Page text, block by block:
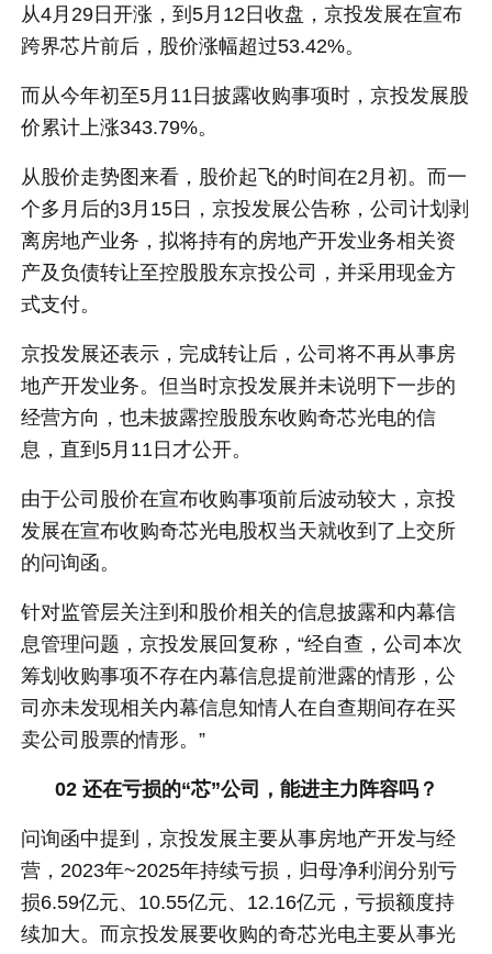
从4月29日开涨，到5月12日收盘，京投发展在宣布
跨界芯片前后，股价涨幅超过53.42%。
而从今年初至5月11日披露收购事项时，京投发展股
价累计上涨343.79%。
从股价走势图来看，股价起飞的时间在2月初。而一
个多月后的3月15日，京投发展公告称，公司计划剥
离房地产业务，拟将持有的房地产开发业务相关资
产及负债转让至控股股东京投公司，并采用现金方
式支付。
京投发展还表示，完成转让后，公司将不再从事房
地产开发业务。但当时京投发展并未说明下一步的
经营方向，也未披露控股股东收购奇芯光电的信
息，直到5月11日才公开。
由于公司股价在宣布收购事项前后波动较大，京投
发展在宣布收购奇芯光电股权当天就收到了上交所
的问询函。
针对监管层关注到和股价相关的信息披露和内幕信
息管理问题，京投发展回复称，“经自查，公司本次
筹划收购事项不存在内幕信息提前泄露的情形，公
司亦未发现相关内幕信息知情人在自查期间存在买
卖公司股票的情形。”
02 还在亏损的“芯”公司，能进主力阵容吗？
问询函中提到，京投发展主要从事房地产开发与经
营，2023年~2025年持续亏损，归母净利润分别亏
损6.59亿元、10.55亿元、12.16亿元，亏损额度持
续加大。而京投发展要收购的奇芯光电主要从事光